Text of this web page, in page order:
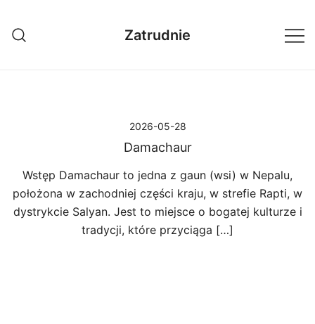
treści
Zatrudnie
2026-05-28
Damachaur
Wstęp Damachaur to jedna z gaun (wsi) w Nepalu,
położona w zachodniej części kraju, w strefie Rapti, w
dystrykcie Salyan. Jest to miejsce o bogatej kulturze i
tradycji, które przyciąga […]